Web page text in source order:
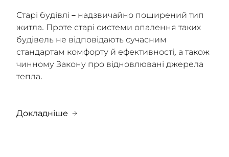
Старі будівлі – надзвичайно поширений тип
житла. Проте старі системи опалення таких
будівель не відповідають сучасним
стандартам комфорту й ефективності, а також
чинному Закону про відновлювані джерела
тепла.
Докладніше